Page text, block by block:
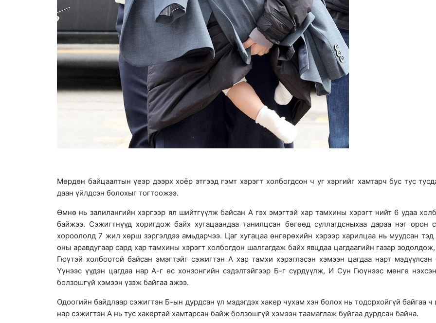
Мөрдөн байцаалтын үеэр дээрх хоёр этгээд гэмт хэрэгт холбогдсон ч уг хэргийг хамтарч бус тус
даан үйлдсэн болохыг тогтоожээ.
Өмнө нь залилангийн хэргээр ял шийтгүүлж байсан А гэх эмэгтэй хар тамхины хэрэгт нийт 6 удаа
байжээ. Сэжигтнүүд хоригдож байх хугацаандаа танилцсан бөгөөд суллагдсныхаа дараа нэг орон
хороололд 7 жил хөрш зэргэлдээ амьдарчээ. Цаг хугацаа өнгөрөхийн хэрээр харилцаа нь муудсан
оны аравдугаар сард хар тамхины хэрэгт холбогдон шалгагдаж байх явцдаа цагдаагийн газар
Гюүтэй холбоотой байсан эмэгтэйг сэжигтэн А хар тамхи хэрэглэсэн хэмээн цагдаа нарт мэдүүлсэн
Үүнээс үүдэн цагдаа нар А-г өс хонзонгийн сэдэлтэйгээр Б-г сүрдүүлж, И Сун Гюүнээс мөнгө
болзошгүй хэмээн үзэж байгаа ажээ.
Одоогийн байдлаар сэжигтэн Б-ын дурдсан үл мэдэгдэх хакер чухам хэн болох нь тодорхойгүй байгаа ч
нар сэжигтэн А нь тус хакертай хамтарсан байж болзошгүй хэмээн таамаглаж буйгаа дурдсан байна.